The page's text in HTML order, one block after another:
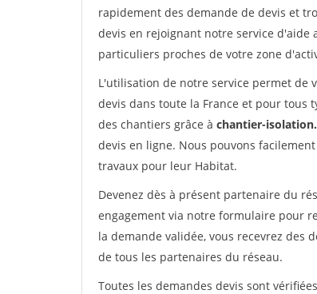
rapidement des demande de devis et
devis en rejoignant notre service d'aide
particuliers proches de votre zone
L'utilisation de notre service permet de
devis dans toute la France et pour tous
des chantiers grâce à chantier-
devis en ligne. Nous pouvons
travaux pour leur Habitat.
Devenez dès à présent partenaire du
engagement via notre formulaire pour
la demande validée, vous recevrez des
de tous les partenaires du réseau.
Toutes les demandes devis sont